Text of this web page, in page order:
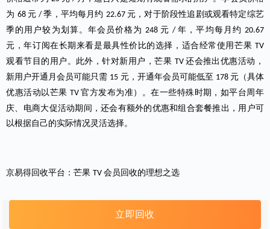
为 68 元/季，平均每月约 22.67 元，对于阶段性追剧或观看特定综艺
季的用户较为划算。年会员价格为 248 元/年，平均每月约 20.67
元，年订阅在长期来看是最具性价比的选择，适合经常使用芒果 TV
观看节目的用户。此外，针对新用户，芒果 TV还会推出优惠活动，
新用户开通月会员可能只需 15 元，开通年会员可能低至 178 元（具体
优惠活动以芒果 TV官方发布为准）。在一些特殊时期，如平台周年
庆、电商大促活动期间，还会有额外的优惠和组合套餐推出，用户可
以根据自己的实际情况灵活选择。
京易得回收平台：芒果 TV会员 回收的理想之选
立即回收